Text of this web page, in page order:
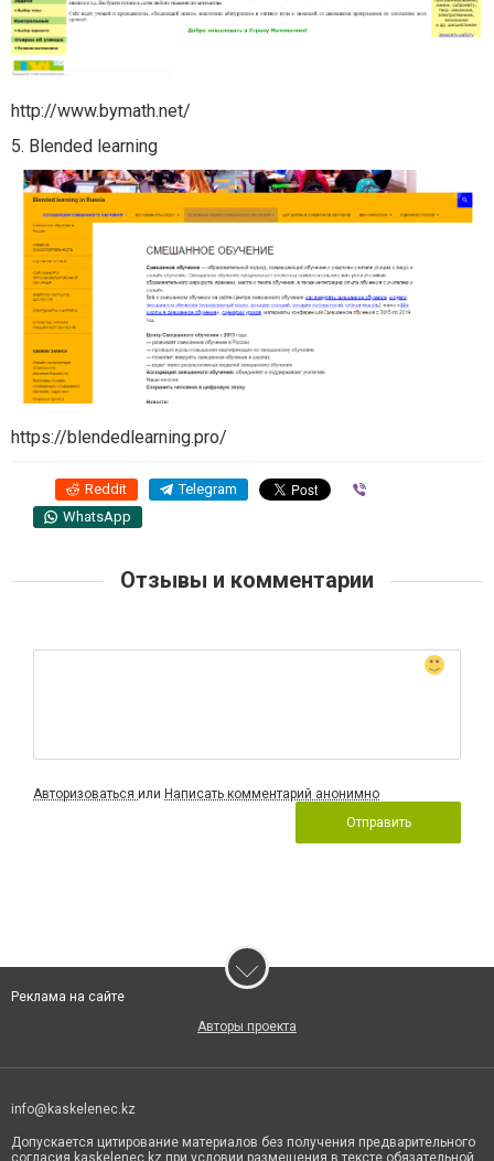
http://www.bymath.net/
5. Blended learning
https://blendedlearning.pro/
Reddit Telegram
WhatsApp
Отзывы и комментарии
Авторизоваться или Написать комментарий анонимно
Отправить
Реклама на сайте
Авторы проекта
info@kaskelenec.kz
Допускается цитирование материалов без получения предварительного
согласия kaskelenec.kz при условии размещения в тексте обязательной